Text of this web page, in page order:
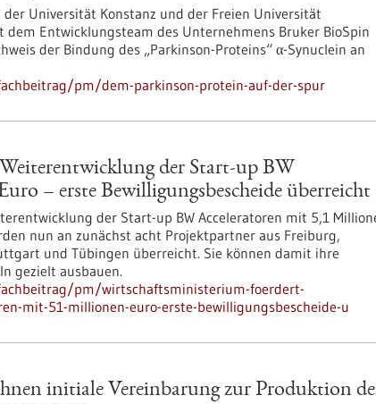
Universität Konstanz und der Freien Universität
Entwicklungsteam des Unternehmens Bruker BioSpin
der Bindung des „Parkinson-Proteins“ α-Synuclein an
pm/dem-parkinson-protein-auf-der-spur
der Start-up BW
– erste Bewilligungsbescheide überreicht
der Start-up BW Acceleratoren mit 5,1
nun an zunächst acht Projektpartner aus Freiburg,
und Tübingen überreicht. Sie können damit ihre
gezielt ausbauen.
pm/wirtschaftsministerium-foerdert-
mit-51-millionen-euro-erste-bewilligungsbescheide-u
initiale Vereinbarung zur Produktion